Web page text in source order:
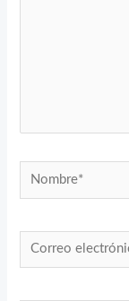
Nombre*
Correo
electrónico*